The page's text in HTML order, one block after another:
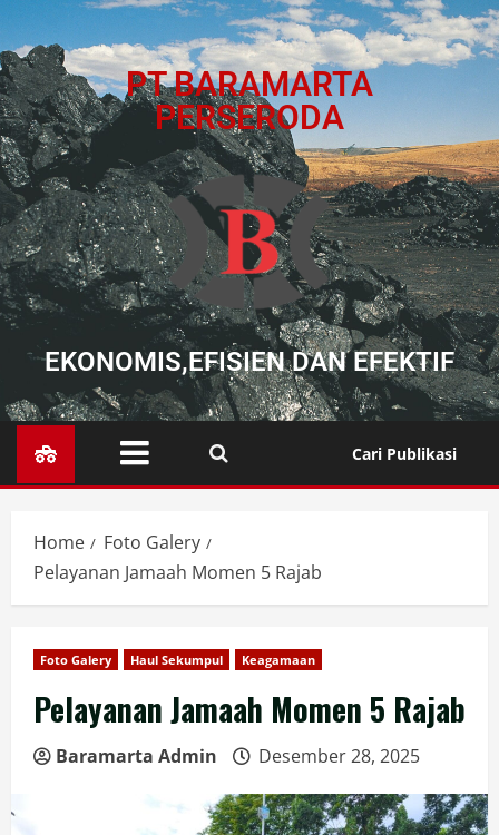
PT BARAMARTA
PERSERODA
EKONOMIS,EFISIEN DAN EFEKTIF
Cari Publikasi
Home
Foto Galery
Pelayanan Jamaah Momen 5 Rajab
Foto Galery Haul Sekumpul Keagamaan
Pelayanan Jamaah Momen 5 Rajab
Baramarta Admin Desember 28, 2025